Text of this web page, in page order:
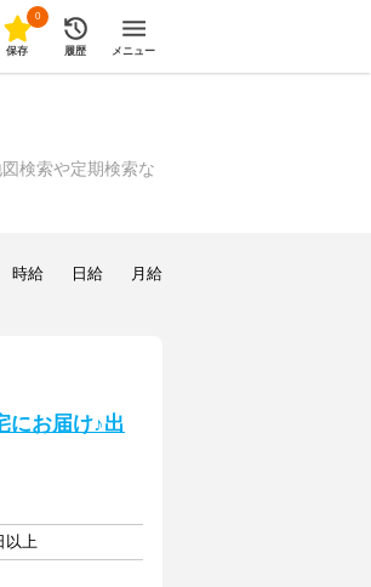
0
保存 履歴 メニュー
検索や定期検索な
時給 日給 月給
にお届け♪出
以上